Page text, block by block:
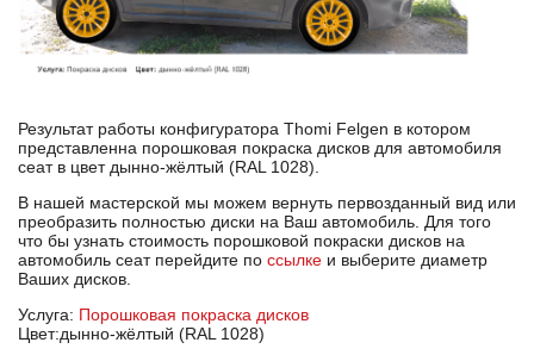
Результат работы конфигуратора Thomi Felgen в котором
представленна порошковая покраска дисков для автомобиля
сеат в цвет дынно-жёлтый (RAL 1028).
В нашей мастерской мы можем вернуть первозданный вид или
преобразить полностью диски на Ваш автомобиль. Для того
что бы узнать стоимость порошковой покраски дисков на
автомобиль сеат перейдите по ссылке и выберите диаметр
Ваших дисков.
Услуга: Порошковая покраска дисков
Цвет:дынно-жёлтый (RAL 1028)